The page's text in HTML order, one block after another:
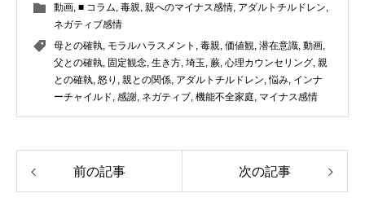
動画, ■ コラム, 毒親, 親へのマイナス感情, アダルトチルドレン,
ネガティブ感情
母との確執, モラルハラスメント , 毒親, 価値観, 潜在意識, 動画,
父との確執, 固定観念, 生き方, 埼玉, 蕨, 心理カウンセリング, 親
との確執, 怒り , 親との関係, アダルトチルドレン,悩み, インナ
ーチャイルド, 感謝, ネガティブ, 機能不全家庭, マイナス感情
前の記事 次の記事